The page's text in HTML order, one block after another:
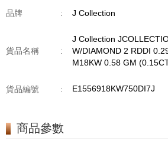
品牌 : J Collection
貨品名稱 :
J Collection
W/DIAMOND 2 RDDI
M18KW 0.58 GM
貨品編號 : E1556918KW750DI7J
商品參數